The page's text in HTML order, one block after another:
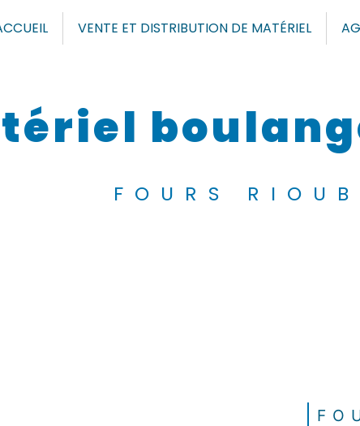
VENTE ET DISTRIBUTION DE MATÉRIEL
FOURS